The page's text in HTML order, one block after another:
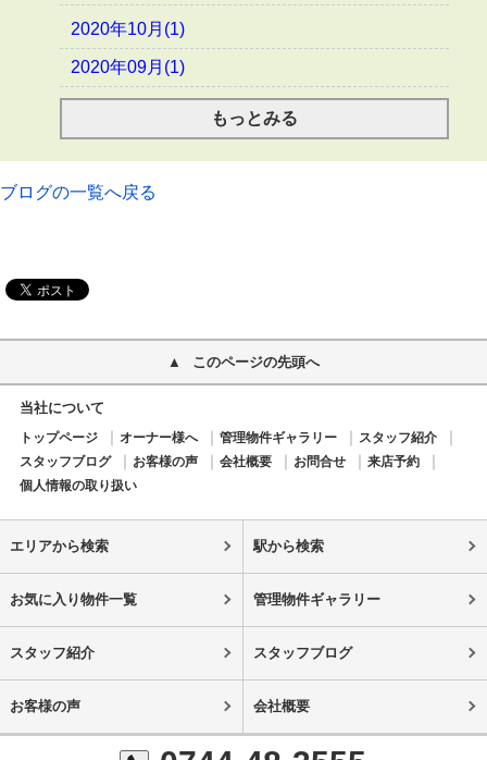
2020年10月(1)
2020年09月(1)
もっとみる
ブログの一覧へ戻る
このページの先頭へ
当社について
トップページ オーナー様へ 管理物件ギャラリー
スタッフ紹介
スタッフブログ
お客様の声 会社概要 お問合せ
来店予約
個人情報の取り扱い
エリアから検索 駅から検索
お気に入り物件一覧 管理物件ギャラリー
スタッフ紹介 スタッフブログ
お客様の声 会社概要